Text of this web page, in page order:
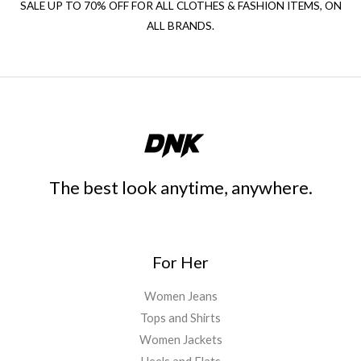
SALE UP TO 70% OFF FOR ALL CLOTHES & FASHION ITEMS, ON
ALL BRANDS.
The best look anytime, anywhere.
For Her
Women Jeans
Tops and Shirts
Women Jackets